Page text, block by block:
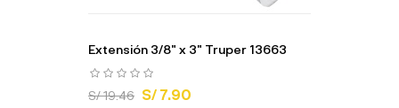
Extensión 3/8" x 3" Truper 13663
S/ 19.46 S/ 7.90